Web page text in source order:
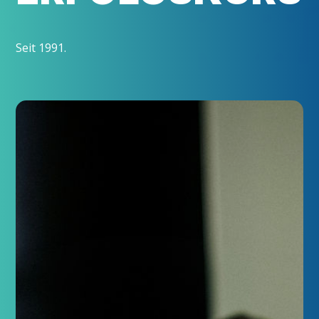
Seit 1991.